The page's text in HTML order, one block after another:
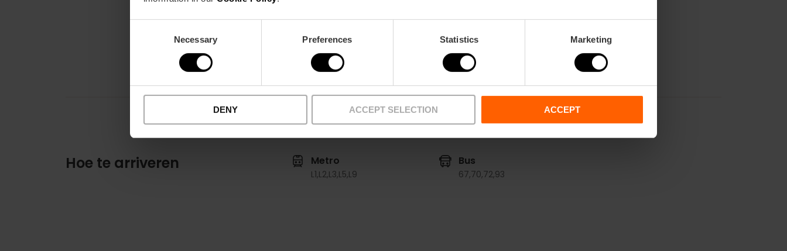
Necessary Preferences Statistics Marketing
DENY ACCEPT SELECTION ACCEPT
Gratis toegang
Hoe te arriveren Metro
L1,L2,L3,L5,L9
Bus
67,70,72,93